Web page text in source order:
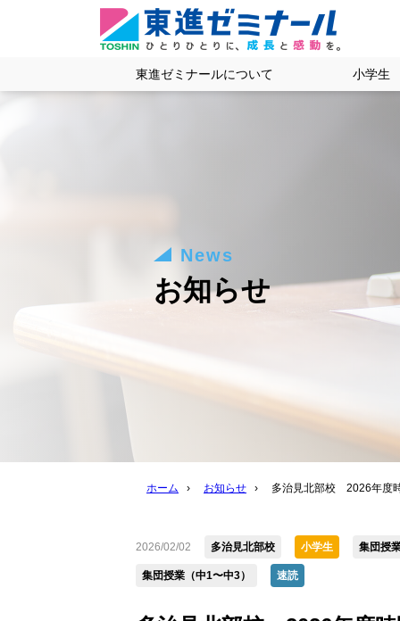
東進ゼミナールについて 小学生
News
お知らせ
ホーム › お知らせ › 多治見北部校 2026年度
2026/02/02 多治見北部校 小学生 集団授
集団授業（中1〜中3） 速読